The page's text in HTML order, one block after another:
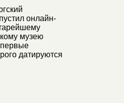
онлайн-
музею
датируются